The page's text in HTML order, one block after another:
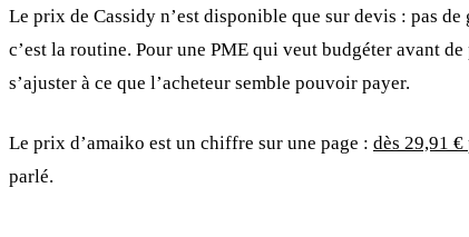
Le prix de Cassidy n’est disponible que sur devis : pas
c’est la routine. Pour une PME qui veut budgéter avant
s’ajuster à ce que l’acheteur semble pouvoir payer.
Le prix d’amaiko est un chiffre sur une page : dès 29,91
parlé.